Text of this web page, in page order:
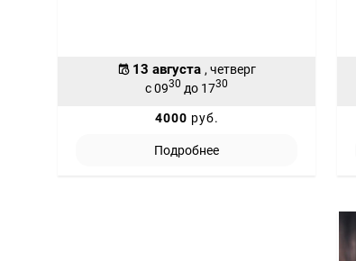
13 августа , четверг
с 0930 до 1730
4000 руб.
Подробнее